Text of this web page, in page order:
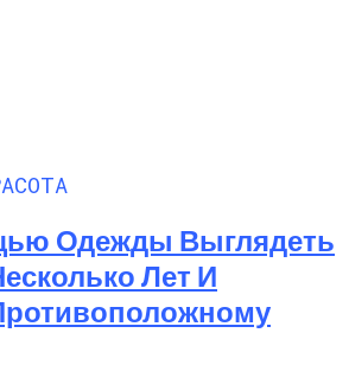
Одежды Выглядеть
Лет И